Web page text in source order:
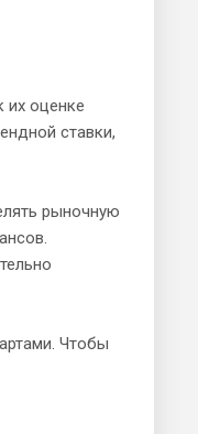
их оценке
ставки,
рыночную
Чтобы